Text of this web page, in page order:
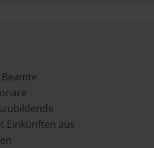
Einkünften aus